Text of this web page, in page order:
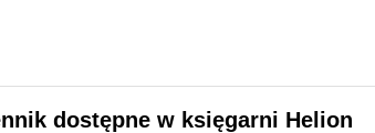
dostępne w księgarni Helion